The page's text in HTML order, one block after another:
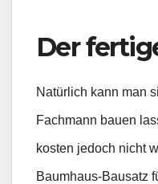
Der
Natürlich kann man
Fachmann bauen
kosten jedoch nicht
Baumhaus-Bausatz